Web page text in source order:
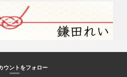
ウントをフォロー